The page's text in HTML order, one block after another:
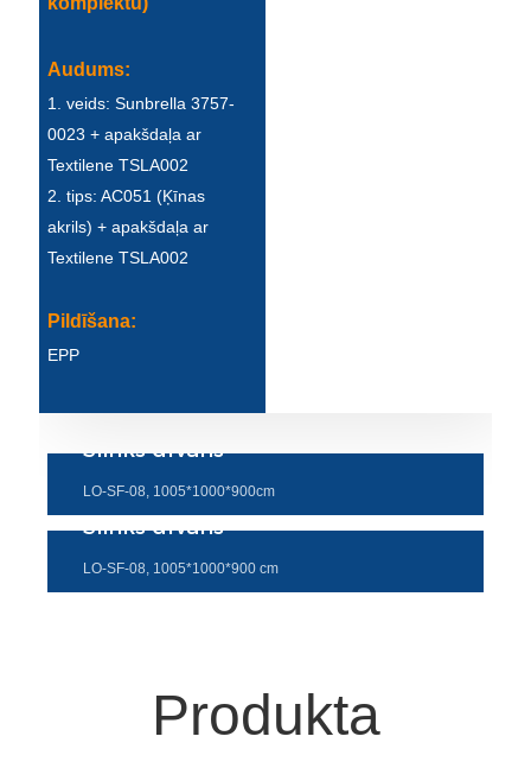
Sundanese
Azərbaycan
Audums:
1. veids: Sunbrella 3757-
0023 + apakšdaļa ar
Textilene TSLA002
2. tips: AC051 (Ķīnas
akrils) + apakšdaļa ar
Textilene TSLA002
Pildīšana:
EPP
Slinks dīvāns
LO-SF-08, 1005*1000*900cm
Slinks dīvāns
LO-SF-08, 1005*1000*900 cm
Produkta